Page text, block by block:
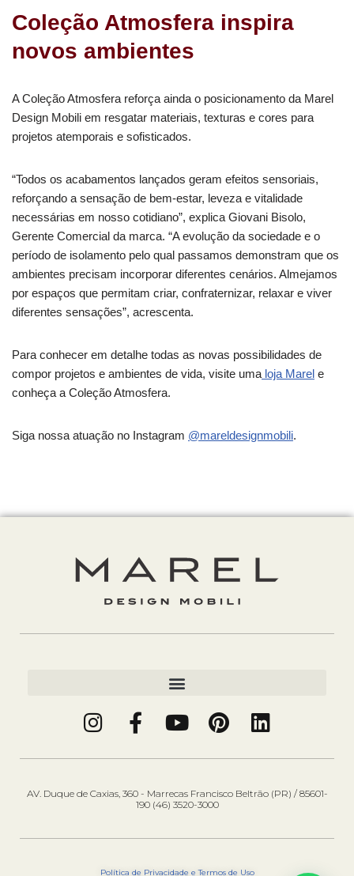
Coleção Atmosfera inspira
novos ambientes
A Coleção Atmosfera reforça ainda o posicionamento da Marel
Design Mobili em resgatar materiais, texturas e cores para
projetos atemporais e sofisticados.
“Todos os acabamentos lançados geram efeitos sensoriais,
reforçando a sensação de bem-estar, leveza e vitalidade
necessárias em nosso cotidiano”, explica Giovani Bisolo,
Gerente Comercial da marca. “A evolução da sociedade e o
período de isolamento pelo qual passamos demonstram que os
ambientes precisam incorporar diferentes cenários. Almejamos
por espaços que permitam criar, confraternizar, relaxar e viver
diferentes sensações”, acrescenta.
Para conhecer em detalhe todas as novas possibilidades de
compor projetos e ambientes de vida, visite uma loja Marel e
conheça a Coleção Atmosfera.
Siga nossa atuação no Instagram @mareldesignmobili.
AV. Duque de Caxias, 360 - Marrecas Francisco Beltrão (PR) / 85601-
190 (46) 3520-3000
Política de Privacidade e Termos de Uso